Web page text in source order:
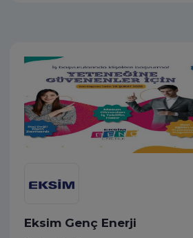
Eksim Genç Enerji